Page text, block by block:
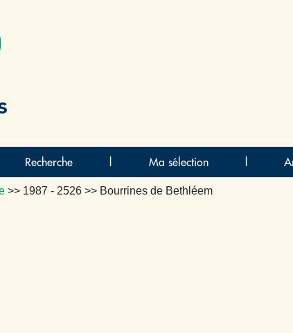
Recherche Ma sélection
>> 1987 - 2526 >> Bourrines de Bethléem